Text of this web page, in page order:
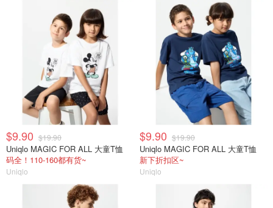
$9.90 $19.90
Uniqlo MAGIC FOR ALL 大童T恤
码全！110-160都有货~
Uniqlo
$9.90 $19.90
Uniqlo MAGIC FOR ALL 大童T恤
新下折扣区~
Uniqlo